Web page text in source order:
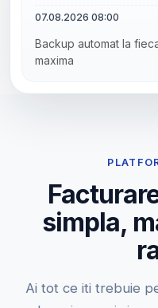
07.08.2026 08:00
Backup automat la
maxima
simpla,
Ai tot ce iti trebuie